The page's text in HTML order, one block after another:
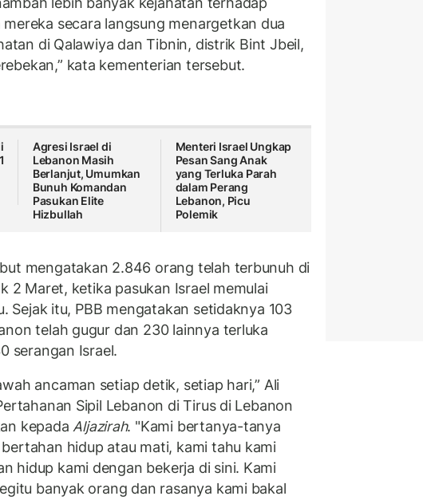
secara langsung menargetkan dua
di Qalawiya dan Tibnin, distrik Bint Jbeil,
kata kementerian tersebut.
Agresi Israel di
Lebanon Masih
Berlanjut, Umumkan
Bunuh Komandan
Pasukan Elite
Hizbullah
Menteri Israel Ungkap
Pesan Sang Anak
yang Terluka Parah
dalam Perang
Lebanon, Picu
Polemik
mengatakan 2.846 orang telah terbunuh di
2 Maret, ketika pasukan Israel memulai
Sejak itu, PBB mengatakan setidaknya 103
telah gugur dan 230 lainnya terluka
serangan Israel.
ancaman setiap detik, setiap hari,” Ali
Sipil Lebanon di Tirus di Lebanon
kepada Aljazirah. "Kami bertanya-tanya
hidup atau mati, kami tahu kami
hidup kami dengan bekerja di sini. Kami
banyak orang dan rasanya kami bakal